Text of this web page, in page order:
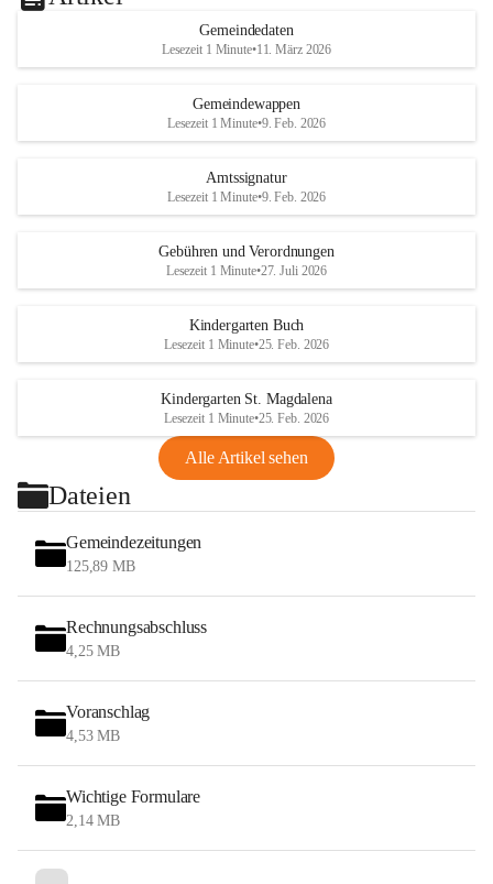
Gemeindedaten
Lesezeit 1 Minute•11. März 2026
Gemeindewappen
Lesezeit 1 Minute•9. Feb. 2026
Amtssignatur
Lesezeit 1 Minute•9. Feb. 2026
Gebühren und Verordnungen
Lesezeit 1 Minute•27. Juli 2026
Kindergarten Buch
Lesezeit 1 Minute•25. Feb. 2026
Kindergarten St. Magdalena
Lesezeit 1 Minute•25. Feb. 2026
Alle Artikel sehen
Dateien
Gemeindezeitungen
125,89 MB
Rechnungsabschluss
4,25 MB
Voranschlag
4,53 MB
Wichtige Formulare
2,14 MB